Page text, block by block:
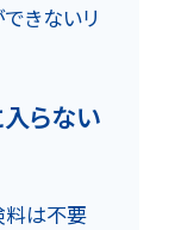
きないリ
らない
料は不要